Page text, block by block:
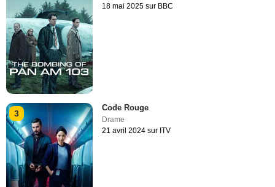
18 mai 2025 sur BBC
3
Code Rouge
Drame
21 avril 2024 sur ITV